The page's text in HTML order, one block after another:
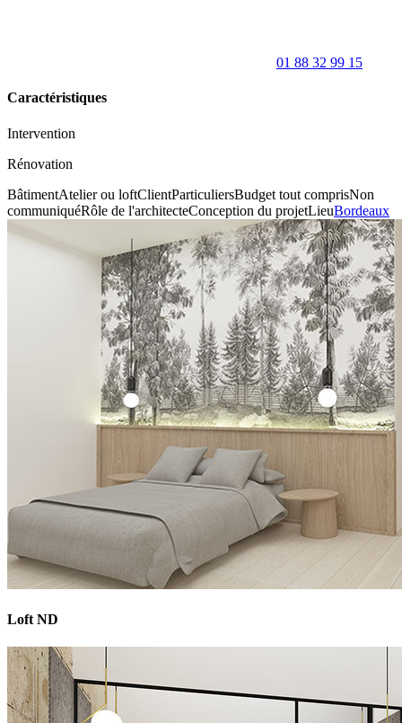
01 88 32 99 15
Caractéristiques
Intervention
Rénovation
BâtimentAtelier ou loftClientParticuliersBudget tout comprisNon
communiquéRôle de l'architecteConception du projetLieuBordeaux
Loft ND